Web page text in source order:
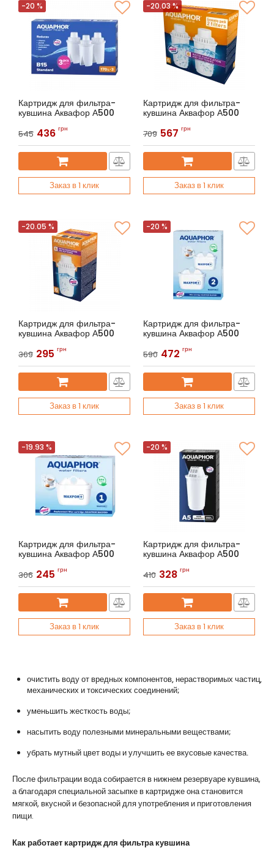
-20 %
Картридж для фильтра-
кувшина Аквафор А500
545 436 грн
Заказ в 1 клик
-20.03 %
Картридж для фильтра-
кувшина Аквафор А500
709 567 грн
Заказ в 1 клик
-20.05 %
Картридж для фильтра-
кувшина Аквафор А500
369 295 грн
Заказ в 1 клик
-20 %
Картридж для фильтра-
кувшина Аквафор А500
шт.)
590 472 грн
Заказ в 1 клик
-19.93 %
Картридж для фильтра-
кувшина Аквафор А500
306 245 грн
Заказ в 1 клик
-20 %
Картридж для фильтра-
кувшина Аквафор А500
410 328 грн
Заказ в 1 клик
очистить воду от вредных компонентов, нерастворимых частиц,
механических и токсических соединений;
уменьшить жесткость воды;
насытить воду полезными минеральными веществами;
убрать мутный цвет воды и улучшить ее вкусовые качества.
После фильтрации вода собирается в нижнем резервуаре кувшина,
а благодаря специальной засыпке в картридже она становится
мягкой, вкусной и безопасной для употребления и приготовления
пищи.
Как работает картридж для фильтра кувшина